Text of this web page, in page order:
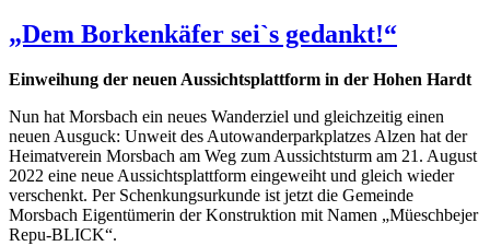
„Dem Borkenkäfer sei`s gedankt!“
Einweihung der neuen Aussichtsplattform in der Hohen Hardt
Nun hat Morsbach ein neues Wanderziel und gleichzeitig einen
neuen Ausguck: Unweit des Autowanderparkplatzes Alzen hat der
Heimatverein Morsbach am Weg zum Aussichtsturm am 21. August
2022 eine neue Aussichtsplattform eingeweiht und gleich wieder
verschenkt. Per Schenkungsurkunde ist jetzt die Gemeinde
Morsbach Eigentümerin der Konstruktion mit Namen „Müeschbejer
Repu-BLICK“.